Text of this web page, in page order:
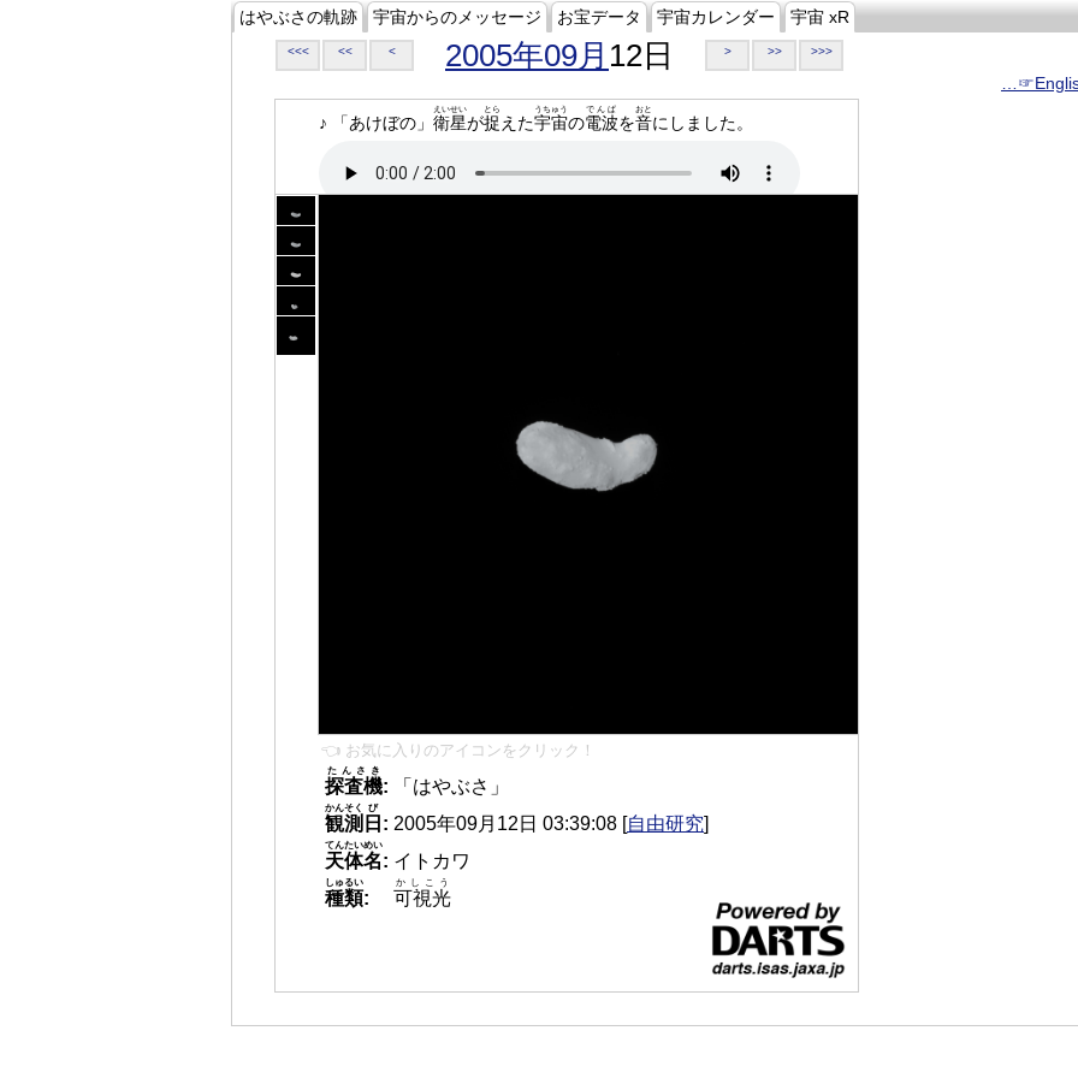
はやぶさの軌跡 宇宙からのメッセージ お宝データ 宇宙カレンダー 宇宙 xR
<<< << < 2005年09月 12日 > >> >>>
♪ 「あけぼの」 衛星
えいせい
が捉
とら
えた宇宙
うちゅう
の電波
でんぱ
を音
おと
にしました。
👈 お気に入りのアイコンをクリック！
探査機
たんさき
:
「はやぶさ」
観測
かんそく
日
び
: 2005年09月12日 03:39:08 [自由研究]
天体名
てんたいめい
: イトカワ
種類
しゅるい
: 可視光
かしこう